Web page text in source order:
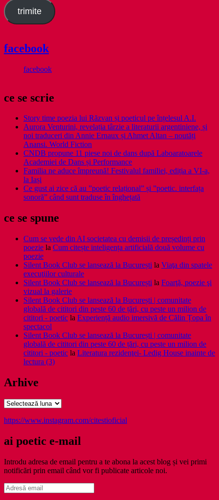
trimite
facebook
facebook
ce se scrie
Story time poezia lui Răzvan și poeticul pe înțelesul A.I.
Aurora Venturini, revelația târzie a literaturii argentiniene, și
noi traduceri din Annie Ernaux și Ahmet Altan – noutăți
Anansi. World Fiction
CNDB propune 11 piese noi de dans după Laboaratoarele
Academiei de Dans și Performance
Familia ne aduce împreună! Festivalul familiei, ediția a VI-a,
la Iași
Ce gust ai zice că au ”poetic relațional” și ”poetic. interfața
sonoră” când sunt traduse în înghețată
ce se spune
Cum se vede din AI societatea cu demisii de președinți prin
poezie la Cum citește inteligența artificială două volume cu
poezie
Silent Book Club se lansează la București la Viaţa din spatele
execuţiilor culturale
Silent Book Club se lansează la București la Foarţă, poezie şi
vizual la galerie
Silent Book Club se lansează la București | comunitate
globală de cititori din peste 60 de țări, cu peste un milion de
cititori - poetic la Experiență audio imersivă de Călin Țopa în
spectacol
Silent Book Club se lansează la București | comunitate
globală de cititori din peste 60 de țări, cu peste un milion de
cititori - poetic la Literatura rezidenţei- Ledig House inainte de
lectura (3)
Arhive
Arhive
https://www.instagram.com/citestioficial
ai poetic e-mail
Introdu adresa de email pentru a te abona la acest blog și vei primi
notificări prin email când vor fi publicate articole noi.
Adresă
email